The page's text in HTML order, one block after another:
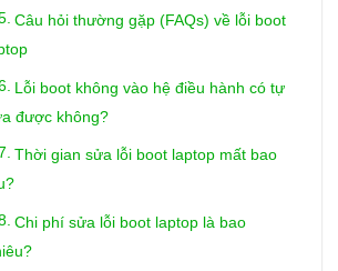
Câu hỏi thường gặp (FAQs) về lỗi boot
Lỗi boot không vào hệ điều hành có tự
được không?
Thời gian sửa lỗi boot laptop mất bao
Chi phí sửa lỗi boot laptop là bao